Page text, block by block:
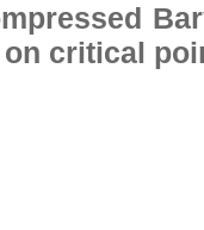
on critical